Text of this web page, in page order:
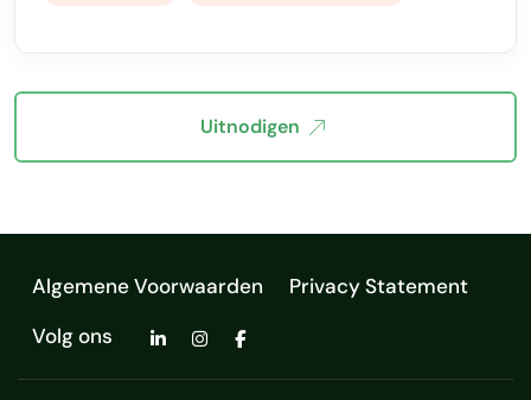
Uitnodigen
Algemene Voorwaarden
Privacy Statement
Volg ons